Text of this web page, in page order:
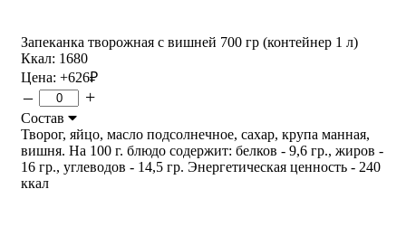
Запеканка творожная с вишней 700 гр (контейнер 1 л)
Ккал: 1680
Цена: +626₽
– +
Состав
Творог, яйцо, масло подсолнечное, сахар, крупа манная,
вишня. На 100 г. блюдо содержит: белков - 9,6 гр., жиров -
16 гр., углеводов - 14,5 гр. Энергетическая ценность - 240
ккал